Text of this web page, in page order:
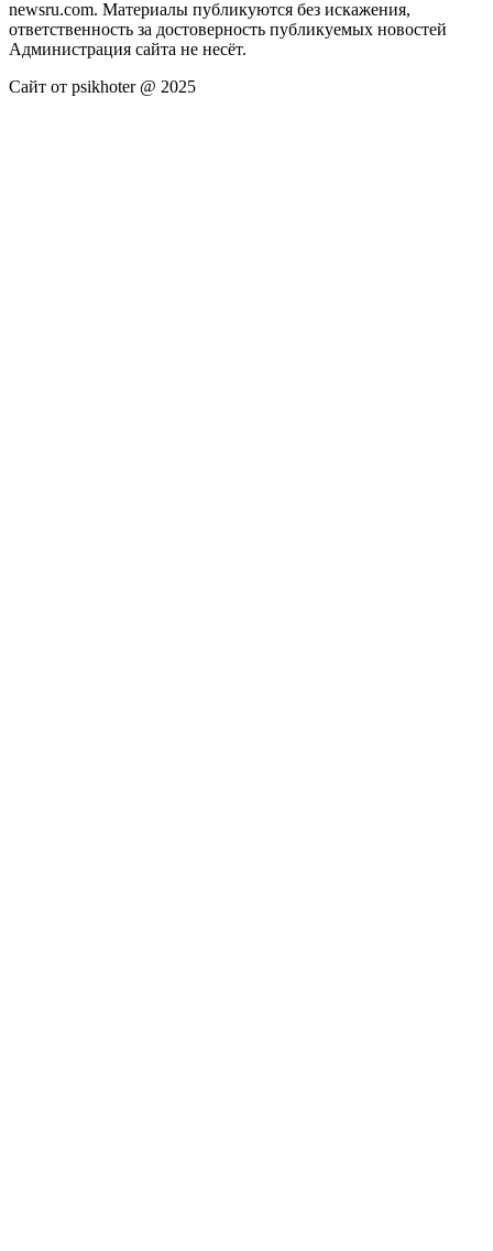
newsru.com. Материалы публикуются без искажения,
ответственность за достоверность публикуемых новостей
Администрация сайта не несёт.
Сайт от psikhoter @ 2025